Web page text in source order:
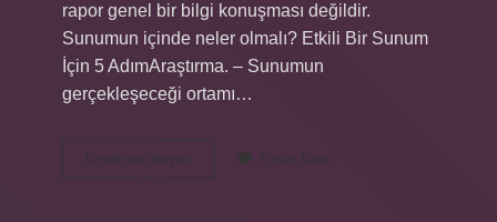
rapor genel bir bilgi konuşması değildir.
Sunumun içinde neler olmalı? Etkili Bir Sunum
İçin 5 AdımAraştırma. – Sunumun
gerçekleşeceği ortamı…
Devamını okuyun
Sunumunda
Yorum Bırak